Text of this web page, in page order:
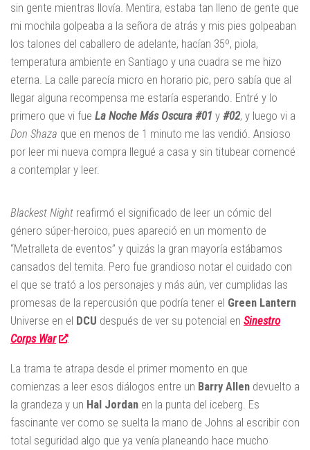
sin gente mientras llovía. Mentira, estaba tan lleno de gente que
mi mochila golpeaba a la señora de atrás y mis pies golpeaban
los talones del caballero de adelante, hacían 35º, piola,
temperatura ambiente en Santiago y una cuadra se me hizo
eterna. La calle parecía micro en horario pic, pero sabía que al
llegar alguna recompensa me estaría esperando. Entré y lo
primero que vi fue La Noche Más Oscura #01 y #02, y luego vi a
Don Shaza que en menos de 1 minuto me las vendió. Ansioso
por leer mi nueva compra llegué a casa y sin titubear comencé
a contemplar y leer.
Blackest Night reafirmó el significado de leer un cómic del
género súper-heroico, pues apareció en un momento de
“Metralleta de eventos” y quizás la gran mayoría estábamos
cansados del temita. Pero fue grandioso notar el cuidado con
el que se trató a los personajes y más aún, ver cumplidas las
promesas de la repercusión que podría tener el Green Lantern
Universe en el DCU después de ver su potencial en Sinestro
Corps War
.
La trama te atrapa desde el primer momento en que
comienzas a leer esos diálogos entre un Barry Allen devuelto a
la grandeza y un Hal Jordan en la punta del iceberg. Es
fascinante ver como se suelta la mano de Johns al escribir con
total seguridad algo que ya venía planeando hace mucho